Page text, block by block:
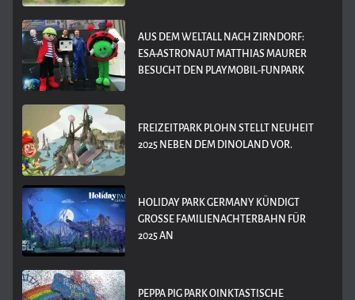
AUS DEM WELTALL NACH ZIRNDORF:
ESA-ASTRONAUT MATTHIAS MAURER
BESUCHT DEN PLAYMOBIL-FUNPARK
FREIZEITPARK PLOHN STELLT NEUHEIT
2025 NEBEN DEM DINOLAND VOR.
HOLIDAY PARK GERMANY KÜNDIGT
GROSSE FAMILIENACHTERBAHN FÜR 2
025 AN
PEPPA PIG PARK OINKTASTISCHE